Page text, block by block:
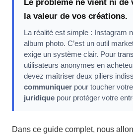
Le problème ne vient ni
la valeur de vos créations.
La réalité est simple : Instagram
album photo. C’est un outil
exige un système clair. Pour
utilisateurs anonymes en
devez maîtriser deux piliers
communiquer pour toucher
juridique pour protéger votre
Dans ce guide complet, nous